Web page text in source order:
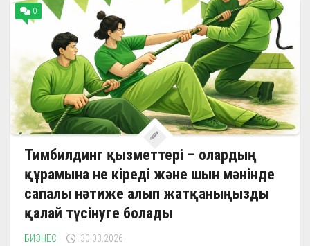
0
Тимбилдинг қызметтері – олардың
құрамына не кіреді және шын мәнінде
сапалы нәтиже алып жатқаныңызды
қалай түсінуге болады
БИЗНЕС 30.03.2026